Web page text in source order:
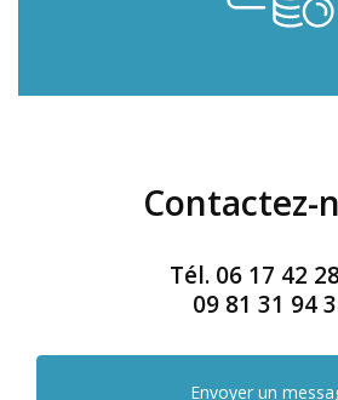
Contactez-
Tél. 06 17 42
09 81 31 94
Envoyer un